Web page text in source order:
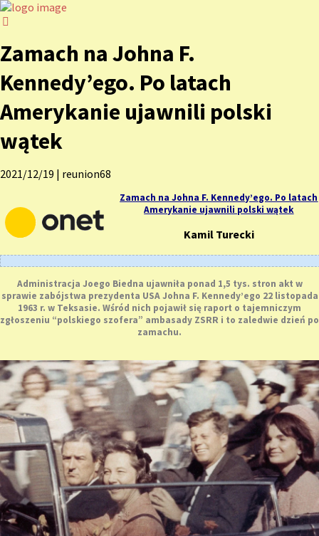
Zamach na Johna F.
Kennedy’ego. Po latach
Amerykanie ujawnili polski
wątek
2021/12/19 | reunion68
Zamach na Johna F. Kennedy’ego. Po latach
Amerykanie ujawnili polski wątek
Kamil Turecki
Administracja Joego Biedna ujawniła ponad 1,5 tys. stron akt w
sprawie zabójstwa prezydenta USA Johna F. Kennedy’ego 22 listopada
1963 r. w Teksasie. Wśród nich pojawił się raport o tajemniczym
zgłoszeniu “polskiego szofera” ambasady ZSRR i to zaledwie dzień po
zamachu.